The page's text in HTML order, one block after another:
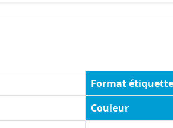
Format
Couleur